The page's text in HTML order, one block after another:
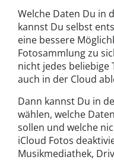
Welche Daten Du in
kannst Du selbst
eine bessere
Fotosammlung zu
nicht jedes
auch in der Cloud
Dann kannst Du in
wählen, welche
sollen und welche
iCloud Fotos
Musikmediathek,